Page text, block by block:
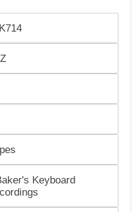
Keyboard